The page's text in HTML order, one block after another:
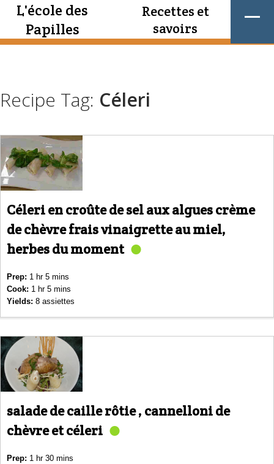
L'école des
Papilles
Recettes et
savoirs
Recipe Tag: Céleri
Céleri en croûte de sel aux algues crème
de chèvre frais vinaigrette au miel,
herbes du moment
Prep: 1 hr 5 mins
Cook: 1 hr 5 mins
Yields: 8 assiettes
salade de caille rôtie , cannelloni de
chèvre et céleri
Prep: 1 hr 30 mins